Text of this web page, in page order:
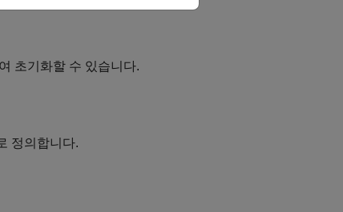
초기화할 수 있습니다.
정의합니다.